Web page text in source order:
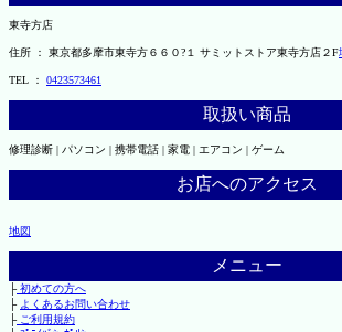
東寺方店
住所 ： 東京都多摩市東寺方６６０?１ サミットストア東寺方店２F
TEL ： 0423573461
取扱い商品
修理診断 | パソコン | 携帯電話 | 家電 | エアコン | ゲーム
お店へのアクセス
地図
メニュー
├初めての方へ
├ よくあるお問い合わせ
├ご利用規約